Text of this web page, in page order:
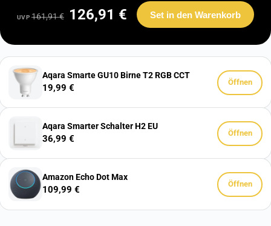
UVP 161,91 € 126,91 € Set in den Warenkorb
Aqara Smarte GU10 Birne T2 RGB CCT
19,99 €
Öffnen
Aqara Smarter Schalter H2 EU
36,99 €
Öffnen
Amazon Echo Dot Max
109,99 €
Öffnen